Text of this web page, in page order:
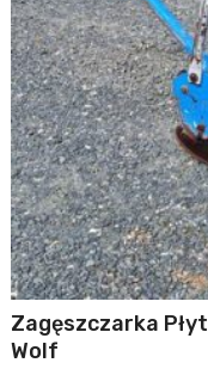
Zagęszczarka
Wolf